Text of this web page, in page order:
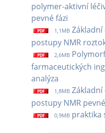
polymer-aktivní
pevné fázi
1,1MB
postupy NMR
2,6MB
farmaceutických
analýza
1,8MB
postupy NMR
0,9MB praktika